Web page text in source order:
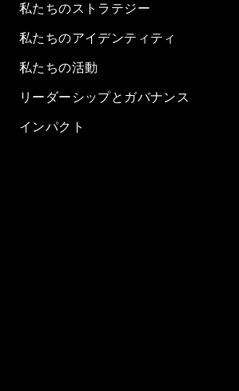
私たちのストラテジー
私たちのアイデンティティ
私たちの活動
リーダーシップとガバナンス
インパクト